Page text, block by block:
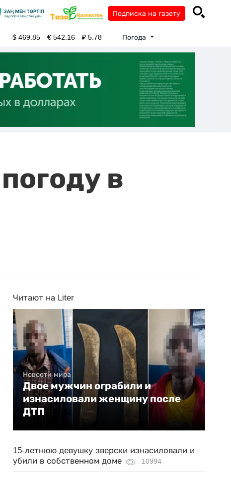
Подписка на газету
$469.85 €542.16 ₽5.78 Погода
в
Читают на Liter
Новости мира
Двое мужчин ограбили и
изнасиловали женщину после
ДТП
15-летнюю девушку зверски изнасиловали и
убили в собственном доме
10994